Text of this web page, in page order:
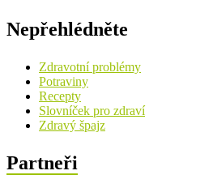
Nepřehlédněte
Zdravotní problémy
Potraviny
Recepty
Slovníček pro zdraví
Zdravý špajz
Partneři